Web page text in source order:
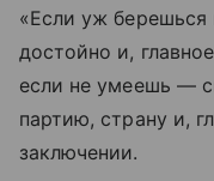
«Если уж
достойно и,
если не умеешь —
партию, страну и,
заключении.